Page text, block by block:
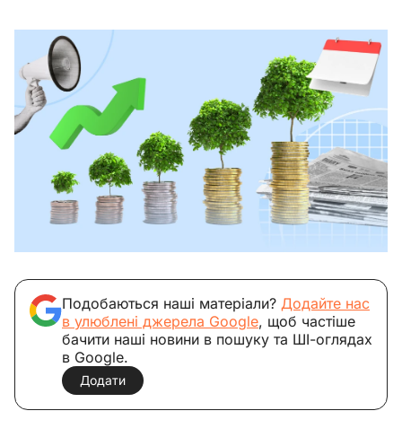
Подобаються наші матеріали? Додайте нас
в улюблені джерела Google, щоб частіше
бачити наші новини в пошуку та ШІ-оглядах
в Google.
Додати